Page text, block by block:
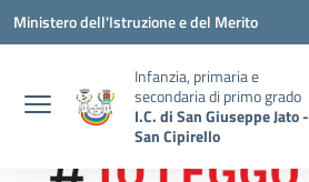
Vai ai contenuti
Vai al menu di navigazione
Vai al footer
Ministero dell'Istruzione e del Merito
Infanzia, primaria e
secondaria di primo grado
I.C. di San Giuseppe Jato -
San Cipirello